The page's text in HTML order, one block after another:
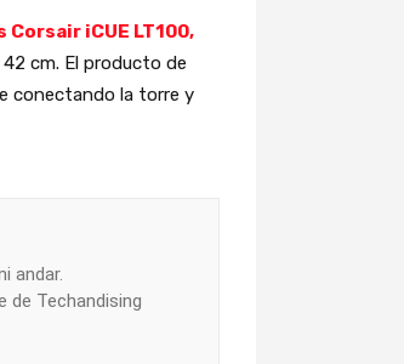
iCUE LT100,
cm. El producto de
conectando la torre y
andar.
de Techandising